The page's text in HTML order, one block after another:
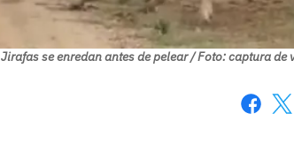
Jirafas se enredan antes de pelear / Foto: captura de